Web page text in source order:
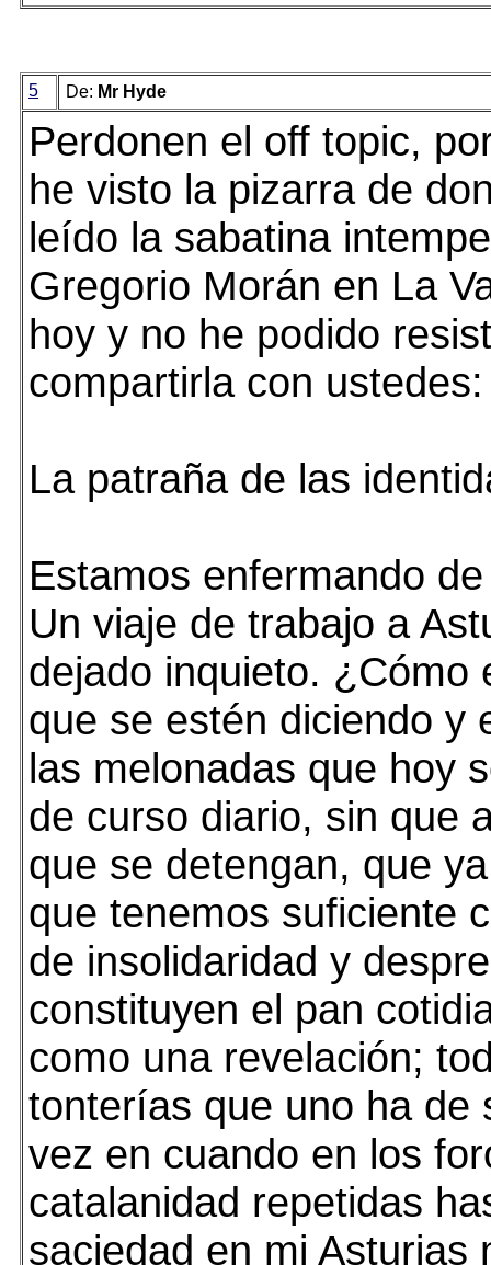
5 De: Mr Hyde
Perdonen el off topic,
he visto la pizarra de
leído la sabatina
Gregorio Morán en La
hoy y no he podido
compartirla con ustedes:
La patraña de las
Estamos enfermando
Un viaje de trabajo a
dejado inquieto. ¿Cómo
que se estén diciendo y
las melonadas que hoy
de curso diario, sin que
que se detengan, que
que tenemos suficiente
de insolidaridad y
constituyen el pan
como una revelación;
tonterías que uno ha de
vez en cuando en los
catalanidad repetidas
saciedad en mi Asturias